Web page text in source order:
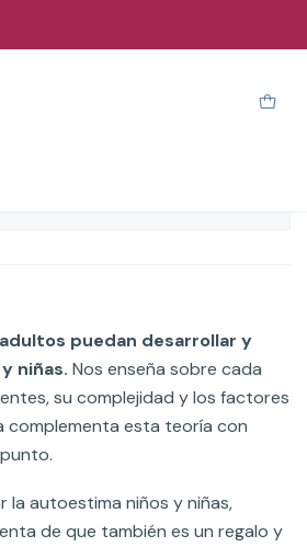
puedan desarrollar y
niñas. Nos enseña sobre cada
su complejidad y los factores
complementa esta teoría con
autoestima niños y niñas,
de que también es un regalo y